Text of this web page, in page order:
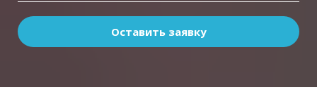
Оставить заявку